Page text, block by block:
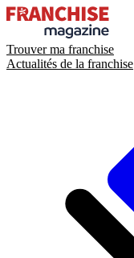
Trouver ma franchise
Actualités de la franchise